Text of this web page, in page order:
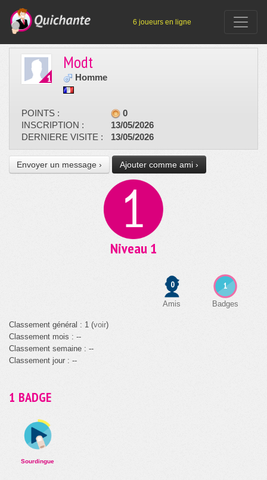
6 joueurs en ligne
Modt
Homme
POINTS :
0
INSCRIPTION :
13/05/2026
DERNIERE VISITE :
13/05/2026
Envoyer un message › Ajouter comme ami ›
Niveau 1
1
Badges
0
Amis
Classement général : 1 (voir)
Classement mois : --
Classement semaine : --
Classement jour : --
1 BADGE
Sourdingue